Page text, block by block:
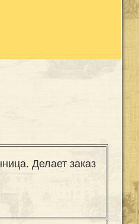
Делает заказ